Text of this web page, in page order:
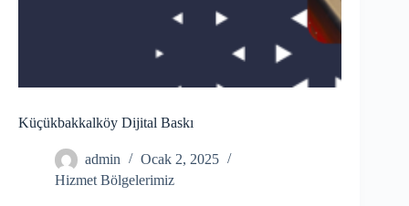
Küçükbakkalköy Dijital Baskı
admin
Ocak 2, 2025
Hizmet Bölgelerimiz